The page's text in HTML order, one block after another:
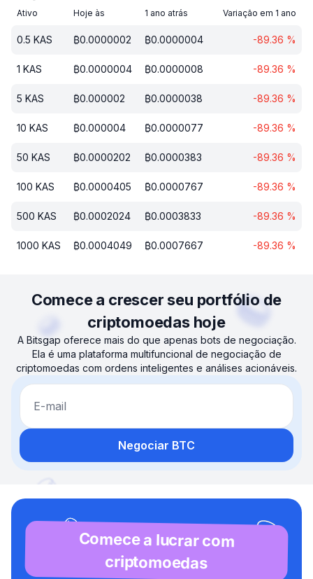
Ativo Hoje às 1 ano atrás Variação em 1 ano
0.5 KAS ₿0.0000002 ₿0.0000004 -89.36 %
1 KAS ₿0.0000004 ₿0.0000008 -89.36 %
5 KAS ₿0.000002 ₿0.0000038 -89.36 %
10 KAS ₿0.000004 ₿0.0000077 -89.36 %
50 KAS ₿0.0000202 ₿0.0000383 -89.36 %
100 KAS ₿0.0000405 ₿0.0000767 -89.36 %
500 KAS ₿0.0002024 ₿0.0003833 -89.36 %
1000 KAS ₿0.0004049 ₿0.0007667 -89.36 %
Comece a crescer seu portfólio de
criptomoedas hoje
A Bitsgap oferece mais do que apenas bots de negociação.
Ela é uma plataforma multifuncional de negociação de
criptomoedas com ordens inteligentes e análises acionáveis.
E-mail
Negociar BTC
Comece a lucrar com
criptomoedas